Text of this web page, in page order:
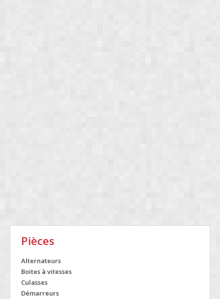
Pièces
Alternateurs
Boites à vitesses
Culasses
Démarreurs